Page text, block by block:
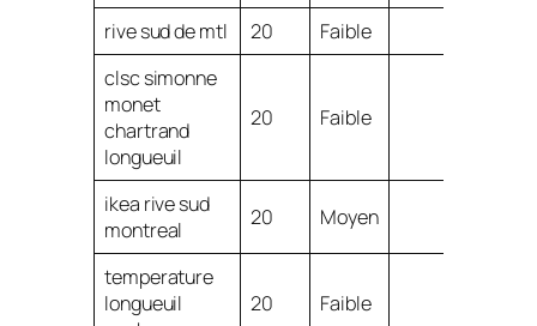
rive sud de mtl 20
Faible
clsc simonne
monet
chartrand
longueuil
20 Faible
ikea rive sud
montreal
20 Moyen
temperature
longueuil
20 Faible